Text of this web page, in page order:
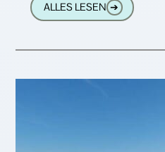
ALLES LESEN ➔